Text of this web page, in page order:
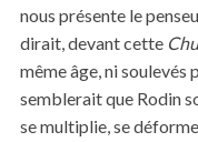
nous présente le
dirait, devant cette
même âge, ni soulevés
semblerait que Rodin
se multiplie, se